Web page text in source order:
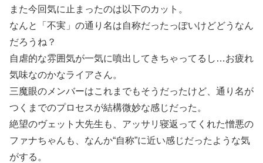
また今回気に止まったのは以下のカット。
なんと「不実」の通り名は自称だったっぽいけどどうなん
だろうね？
自虐的な雰囲気が一気に噴出してきちゃってるし…お疲れ
気味なのかなライアさん。
三魔眼のメンバーはこれまでもそうだったけど、通り名が
つくまでのプロセスが結構微妙な感じだった。
絶望のヴェット大先生も、アッサリ寝返ってくれた憎悪の
ファナちゃんも、なんか“自称”に近い感じだったような気
がする。